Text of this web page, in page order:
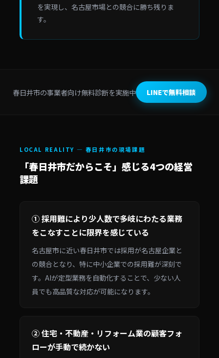
を実現し、名古屋市場との競合に勝ち残りま
す。
春日井市の事業者向け無料診断を実施中 LINEで無料相談
LOCAL REALITY — 春日井市の現場課題
「春日井市だからこそ」感じる4つの経営
課題
① 採用難により少人数で多岐にわたる業務
をこなすことに限界を感じている
名古屋市に近い春日井市では採用が名古屋企業と
の競合となり、特に中小企業での採用難が深刻で
す。AIが定型業務を自動化することで、少ない人
員でも高品質な対応が可能になります。
② 住宅・不動産・リフォーム業の顧客フォ
ローが手動で続かない